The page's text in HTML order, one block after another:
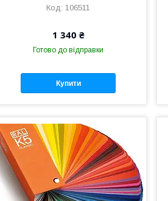
106511
1 340 ₴
Готово до відправки
Купити